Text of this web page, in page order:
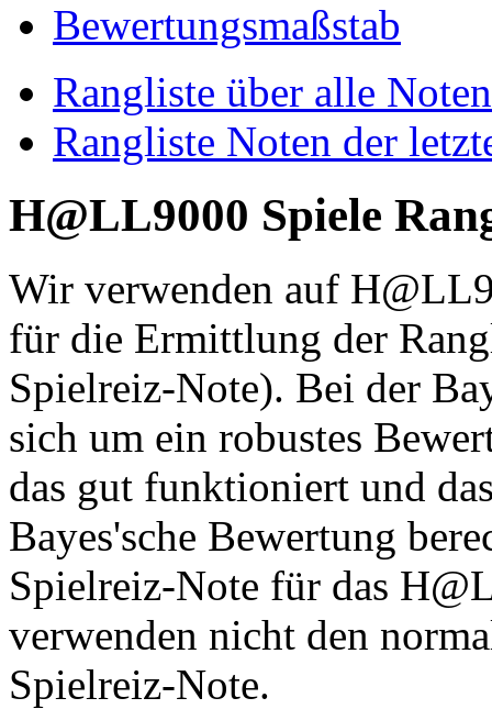
Bewertungsmaßstab
Rangliste über alle Noten
Rangliste Noten der
H@LL9000 Spiele
Wir verwenden auf
für die Ermittlung der
Spielreiz-Note). Bei der
sich um ein robustes
das gut funktioniert und
Bayes'sche Bewertung
Spielreiz-Note für das
verwenden nicht den
Spielreiz-Note.